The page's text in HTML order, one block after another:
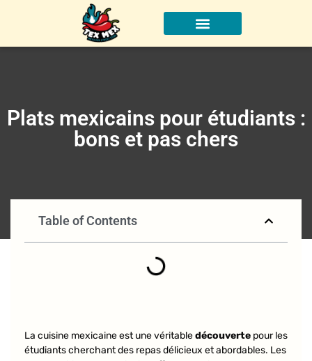
Plats mexicains pour étudiants :
bons et pas chers
Table of Contents
La cuisine mexicaine est une véritabledécouverte pour les
étudiants cherchant des repas délicieux et abordables. Les